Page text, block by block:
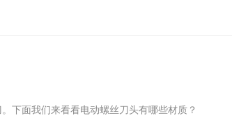
下面我们来看看电动螺丝刀头有哪些材质？